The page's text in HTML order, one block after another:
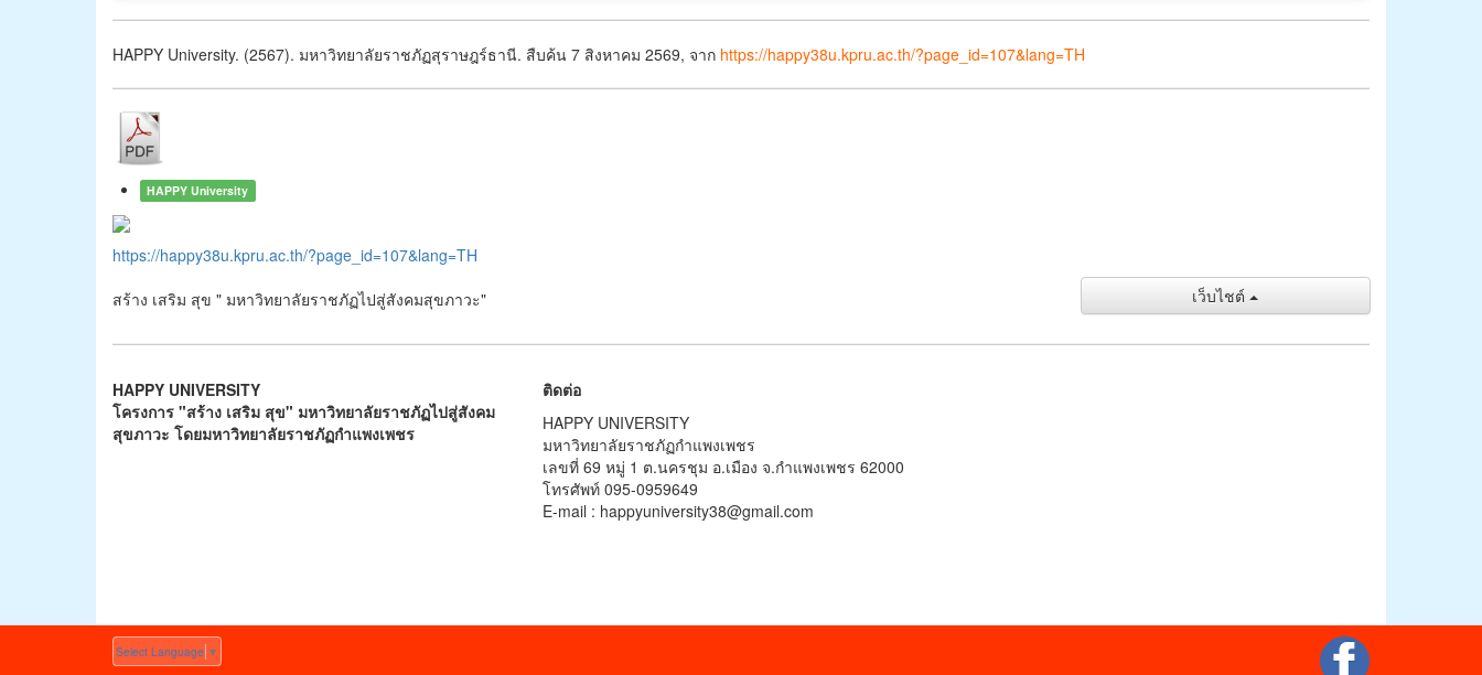
HAPPY University. (2567). มหาวิทยาลัยราชภัฏสุราษฎร์ธานี. สืบค้น 7 สิงหาคม 2569, จาก https://happy38u.kpru.ac.th/?page_id=107&lang=TH
HAPPY University
https://happy38u.kpru.ac.th/?page_id=107&lang=TH
สร้าง เสริม สุข " มหาวิทยาลัยราชภัฏไปสู่สังคมสุขภาวะ"
เว็บไชต์
HAPPY UNIVERSITY
โครงการ "สร้าง เสริม สุข" มหาวิทยาลัยราชภัฏไปสู่สังคม
สุขภาวะ โดยมหาวิทยาลัยราชภัฏกำแพงเพชร
ติดต่อ
HAPPY UNIVERSITY
มหาวิทยาลัยราชภัฏกำแพงเพชร
เลขที่ 69 หมู่ 1 ต.นครชุม อ.เมือง จ.กำแพงเพชร 62000
โทรศัพท์ 095-0959649
E-mail : happyuniversity38@gmail.com
Select Language ▼